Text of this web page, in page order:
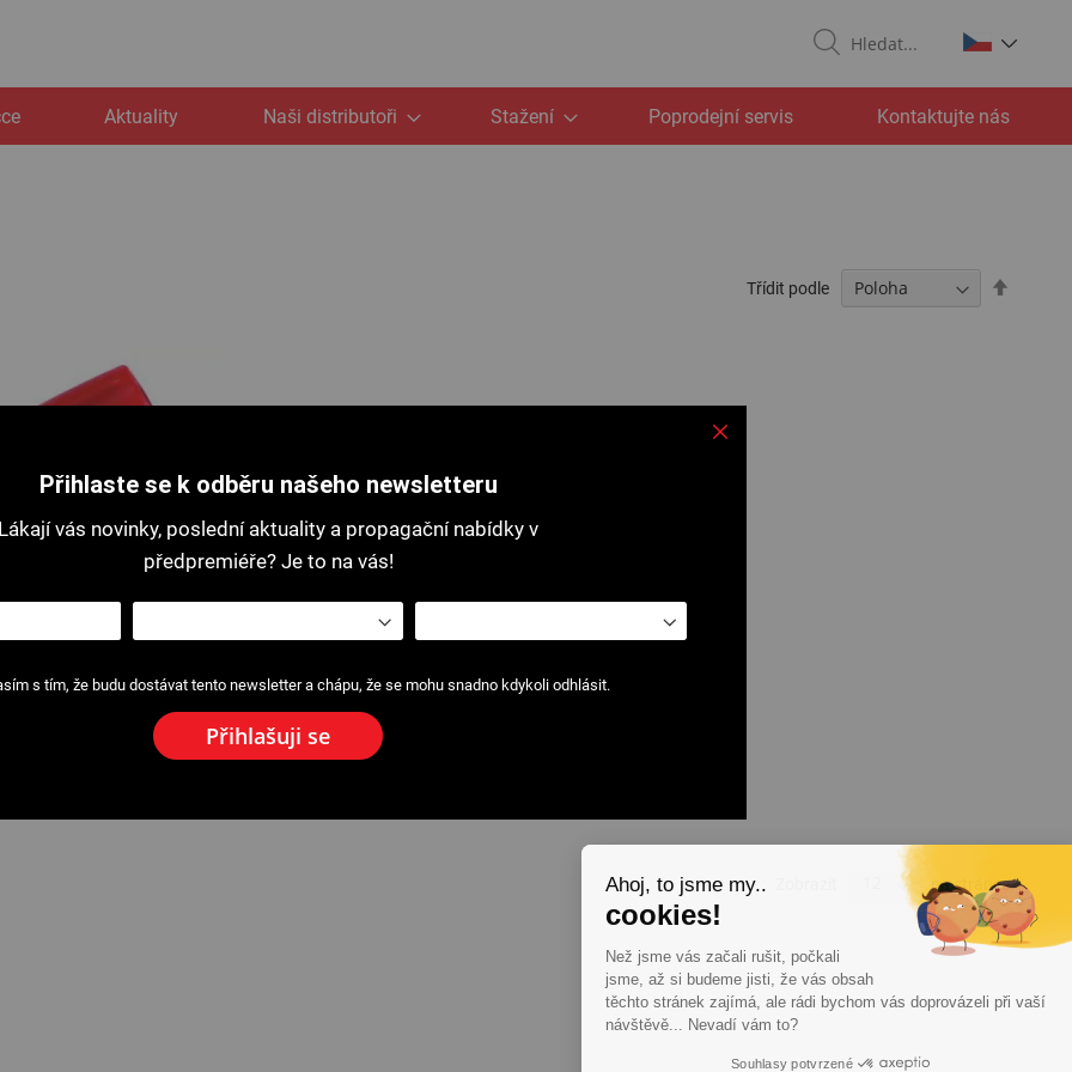
Aktuality Naši distributoři Stažení Poprodejní servis Kontaktujte nás
Třídit podle
na stránce
Přihlaste se k odběru našeho newsletteru
Lákají vás novinky, poslední aktuality a propagační nabídky v
předpremiéře? Je to na vás!
s tím, že budu dostávat tento newsletter a chápu, že se mohu snadno kdykoli odhlásit.
Přihlašuji se
Ahoj, to jsme my..
cookies!
Než jsme vás začali rušit, počkali
jsme, až si budeme jisti, že vás obsah
těchto stránek zajímá, ale rádi bychom vás doprovázeli při vaší
návštěvě... Nevadí vám to?
Souhlasy potvrzené